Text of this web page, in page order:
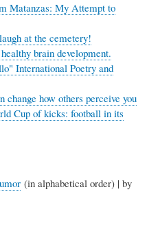
Matanzas: My Attempt to
at the cemetery!
brain development.
International Poetry and
change how others perceive you
Cup of kicks: football in its
(in alphabetical order) | by